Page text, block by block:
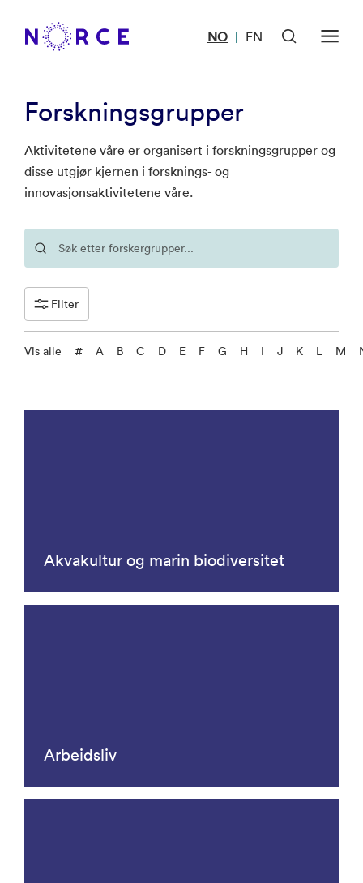
NO | EN
Forskningsgrupper
Aktivitetene våre er organisert i forskningsgrupper og
disse utgjør kjernen i forsknings- og
innovasjonsaktivitetene våre.
Filter
Vis alle # A B C D E F G H I J K L M
Akvakultur og marin biodiversitet
Arbeidsliv